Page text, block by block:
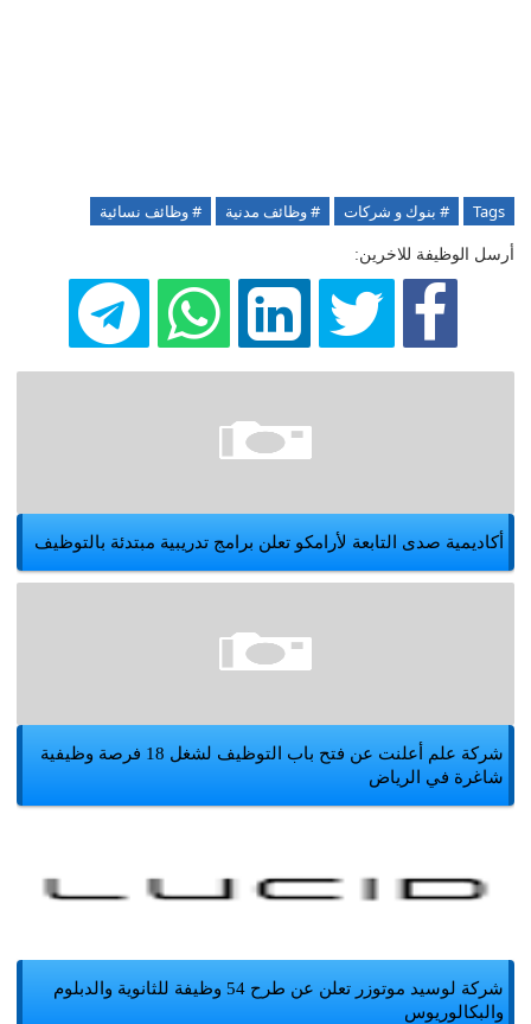
Tags # بنوك و شركات # وظائف مدنية # وظائف نسائية
أرسل الوظيفة للاخرين:
أكاديمية صدى التابعة لأرامكو تعلن برامج تدريبية مبتدئة بالتوظيف
شركة علم أعلنت عن فتح باب التوظيف لشغل 18 فرصة وظيفية
شاغرة في الرياض
شركة لوسيد موتوزر تعلن عن طرح 54 وظيفة للثانوية والدبلوم
والبكالوريوس